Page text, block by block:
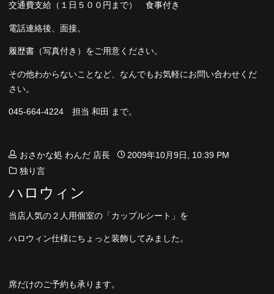
交通費支給（１日５００円まで） 食事付き
電話連絡後、面接。
履歴書（写真付き）をご用意ください。
その他わからないことなど、なんでもお気軽にお問い合わせくだ
さい。
045-664-4224 担当 和田 まで。
おさかな処 わんだ 店長
2009年10月9日, 10:39 PM
独り言
ハロウィン
当店人気の２人用個室の「カップルシート」を
ハロウィン仕様にちょっと装飾してみました。
席だけのご予約も承ります。